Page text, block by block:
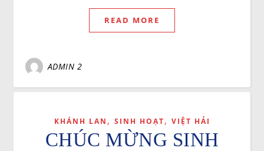
READ MORE
ADMIN 2
KHÁNH LAN , SINH HOẠT, VIỆT HẢI
CHÚC MỪNG SINH